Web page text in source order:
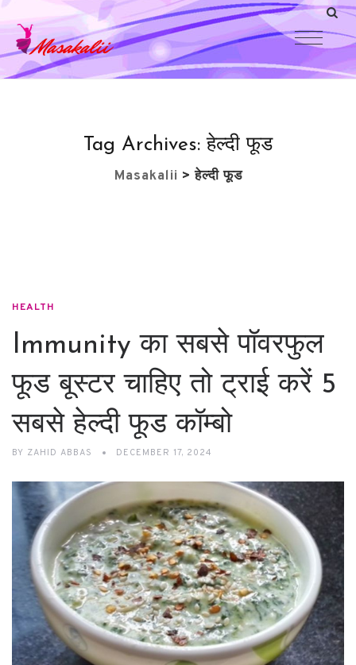
Tag Archives:हेल्दी फूड
Masakalii >हेल्दी फूड
HEALTH
Immunity का सबसे पॉवरफुल
फूड बूस्टर चाहिए तो ट्राई करें 5
सबसे हेल्दी फूड कॉम्बो
BY ZAHID ABBAS DECEMBER 17, 2024